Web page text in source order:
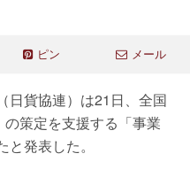
ピン メール
日貨協連）は21日、全国
策定を支援する「事業
発表した。